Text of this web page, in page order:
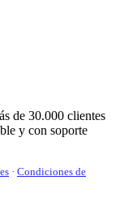
de 30.000 clientes
y con soporte
· Condiciones de